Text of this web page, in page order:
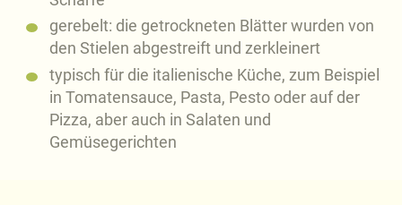
gerebelt: die getrockneten Blätter wurden von
den Stielen abgestreift und zerkleinert
typisch für die italienische Küche, zum Beispiel
in Tomatensauce, Pasta, Pesto oder auf der
Pizza, aber auch in Salaten und
Gemüsegerichten